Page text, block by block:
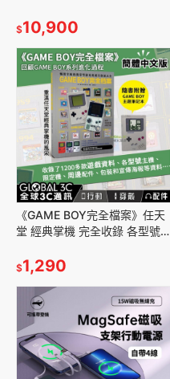
$10,900
《GAME BOY完全檔案》任天
堂 經典掌機 完全收錄 各型號主
筆記本
$1,290